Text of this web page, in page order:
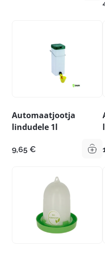
Automaatjootja
lindudele 1l
9,65 €